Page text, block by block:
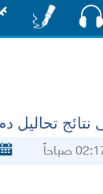
نتائج تحاليل
صباحاً